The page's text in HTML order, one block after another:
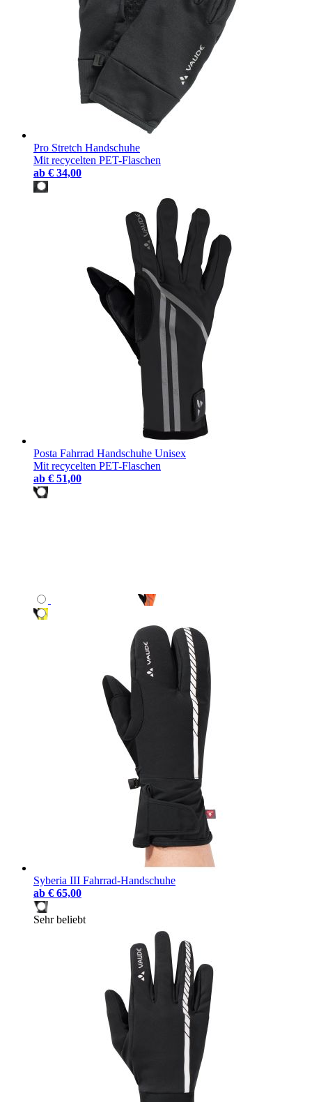
Pro Stretch Handschuhe
Mit recycelten PET-Flaschen
ab € 34,00
Posta Fahrrad Handschuhe Unisex
Mit recycelten PET-Flaschen
ab € 51,00
Syberia III Fahrrad-Handschuhe
ab € 65,00
Sehr beliebt